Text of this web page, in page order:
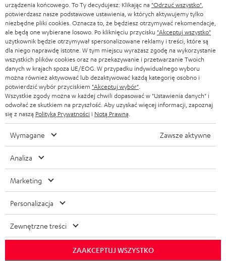
urządzenia końcowego. To Ty decydujesz: Klikając na "Odrzuć wszystko"
potwierdzasz nasze podstawowe ustawienia, w których aktywujemy tylko
niezbędne pliki cookies. Oznacza to, że będziesz otrzymywać rekomendacje,
ale będą one wybierane losowo. Po kliknięciu przycisku "Akceptuj wszystko"
użytkownik będzie otrzymywał spersonalizowane reklamy i treści, które są
dla niego naprawdę istotne. W tym miejscu wyrażasz zgodę na wykorzystanie
wszystkich plików cookies oraz na przekazywanie i przetwarzanie Twoich
danych w krajach spoza UE/EOG. W przypadku indywidualnego wyboru
można również aktywować lub dezaktywować każdą kategorię osobno i
potwierdzić wybór przyciskiem "Akceptuj wybór"
Wszystkie zgody można w każdej chwili dopasować w "Ustawienia danych" i
odwołać ze skutkiem na przyszłość. Aby uzyskać więcej informacji, zapoznaj
się z naszą Polityką Prywatności i Notą Prawną
Wymagane Zawsze aktywne
Analiza
Marketing
Personalizacja
Zewnętrzne treści
ZAAKCEPTUJ WSZYSTKO